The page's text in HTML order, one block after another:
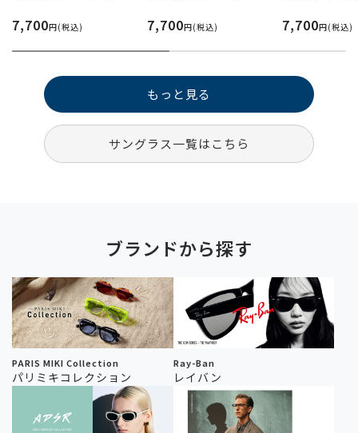
7,700円(税込) 7,700円(税込) 7,700円(税込)
もっと見る
サングラス一覧はこちら
ブランドから探す
PARIS MIKI Collection
パリミキコレクション
Ray-Ban
レイバン